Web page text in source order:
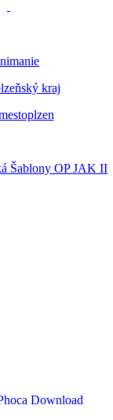
Download